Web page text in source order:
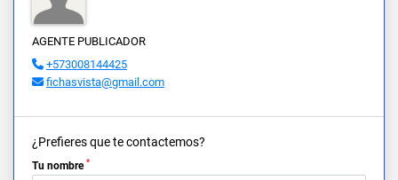
AGENTE PUBLICADOR
+573008144425
fichasvista@gmail.com
¿Prefieres que te contactemos?
Tu nombre *